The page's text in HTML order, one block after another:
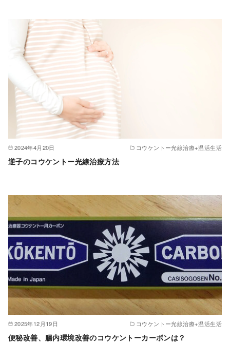
2024年4月20日 コウケントー光線治療+温活生活
逆子のコウケントー光線治療方法
2025年12月19日 コウケントー光線治療+温活生活
便秘改善、腸内環境改善のコウケントーカーボンは？